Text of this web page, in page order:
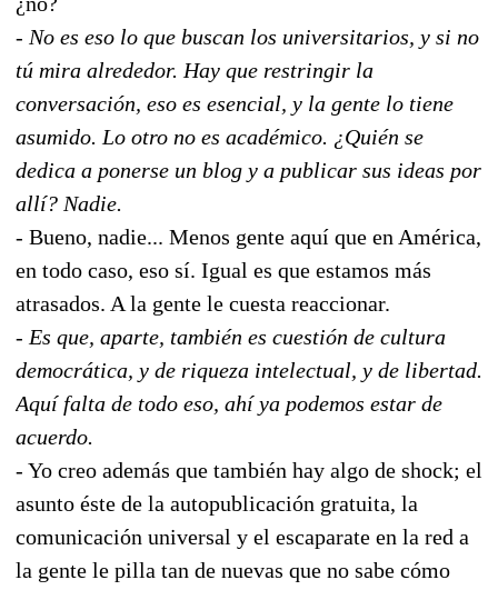
- No es eso lo que buscan los universitarios, y si no
tú mira alrededor. Hay que restringir la
conversación, eso es esencial, y la gente lo tiene
asumido. Lo otro no es académico. ¿Quién se
dedica a ponerse un blog y a publicar sus ideas por
allí? Nadie.
- Bueno, nadie... Menos gente aquí que en América,
en todo caso, eso sí. Igual es que estamos más
atrasados. A la gente le cuesta reaccionar.
- Es que, aparte, también es cuestión de cultura
democrática, y de riqueza intelectual, y de libertad.
Aquí falta de todo eso, ahí ya podemos estar de
acuerdo.
- Yo creo además que también hay algo de shock; el
asunto éste de la autopublicación gratuita, la
comunicación universal y el escaparate en la red a
la gente le pilla tan de nuevas que no sabe cómo